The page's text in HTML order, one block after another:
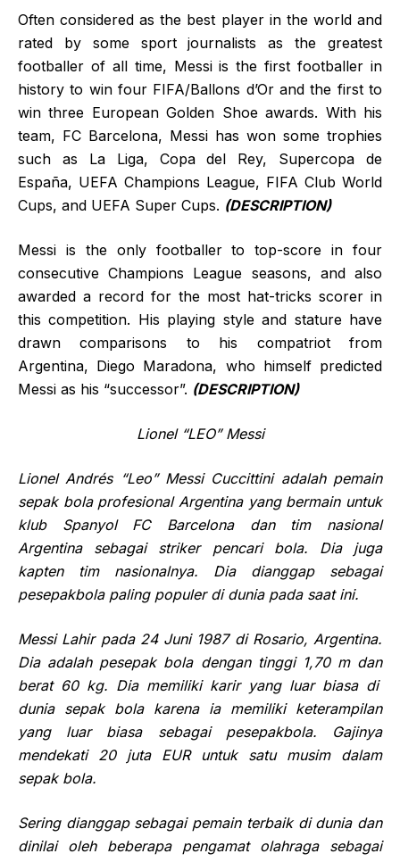
Often considered as the best player in the world and
rated by some sport journalists as the greatest
footballer of all time, Messi is the first footballer in
history to win four FIFA/Ballons d’Or and the first to
win three European Golden Shoe awards. With his
team, FC Barcelona, Messi has won some trophies
such as La Liga, Copa del Rey, Supercopa de
España, UEFA Champions League, FIFA Club World
Cups, and UEFA Super Cups. (DESCRIPTION)
Messi is the only footballer to top-score in four
consecutive Champions League seasons, and also
awarded a record for the most hat-tricks scorer in
this competition. His playing style and stature have
drawn comparisons to his compatriot from
Argentina, Diego Maradona, who himself predicted
Messi as his “successor”. (DESCRIPTION)
Lionel “LEO” Messi
Lionel Andrés “Leo” Messi Cuccittini adalah pemain
sepak bola profesional Argentina yang bermain untuk
klub Spanyol FC Barcelona dan tim nasional
Argentina sebagai striker pencari bola. Dia juga
kapten tim nasionalnya. Dia dianggap sebagai
pesepakbola paling populer di dunia pada saatini.
Messi Lahir pada 24 Juni 1987 di Rosario, Argentina.
Dia adalah pesepak bola dengan tinggi1,70 m dan
berat60 kg. Dia memiliki karir yang luar biasa di
duniasepak bola karena ia memiliki keterampilan
yang luar biasa sebagai pesepakbola. Gajinya
mendekati20 juta EUR untuk satu musimdalam
sepak bola.
Sering dianggap sebagai pemain terbaik di dunia dan
dinilai oleh beberapa pengamat olahraga sebagai